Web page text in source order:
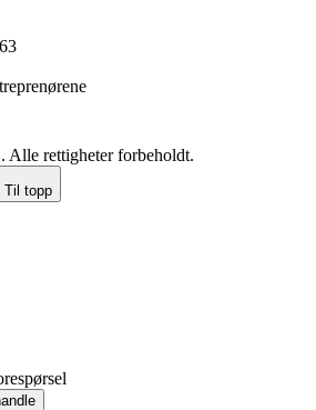
Alle rettigheter forbeholdt.
Til topp